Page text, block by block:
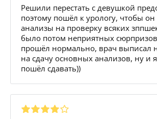
Решили перестать с девушкой
поэтому пошёл к урологу, чтобы
анализы на проверку всяких
было потом неприятных
прошёл нормально, врач выписал
на сдачу основных анализов, ну и
пошёл сдавать))